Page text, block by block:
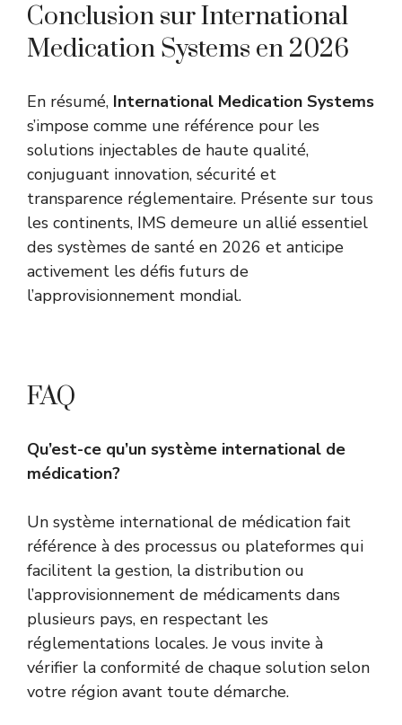
Conclusion sur International
Medication Systems en 2026
En résumé, International Medication Systems
s’impose comme une référence pour les
solutions injectables de haute qualité,
conjuguant innovation, sécurité et
transparence réglementaire. Présente sur tous
les continents, IMS demeure un allié essentiel
des systèmes de santé en 2026 et anticipe
activement les défis futurs de
l’approvisionnement mondial.
FAQ
Qu’est-ce qu’un système international de
médication?
Un système international de médication fait
référence à des processus ou plateformes qui
facilitent la gestion, la distribution ou
l’approvisionnement de médicaments dans
plusieurs pays, en respectant les
réglementations locales. Je vous invite à
vérifier la conformité de chaque solution selon
votre région avant toute démarche.